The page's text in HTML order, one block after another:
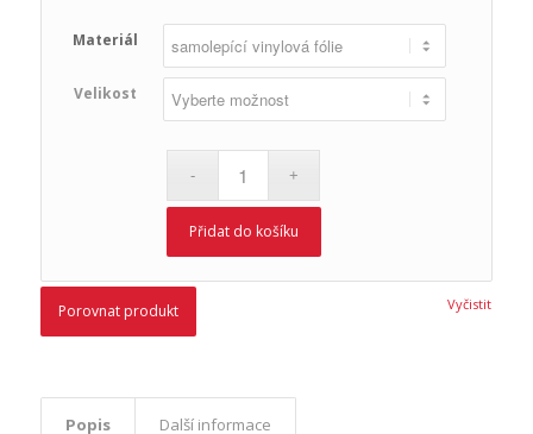
Materiál
Velikost
Vyčistit
Přidat do košíku
Porovnat produkt
Popis Další informace